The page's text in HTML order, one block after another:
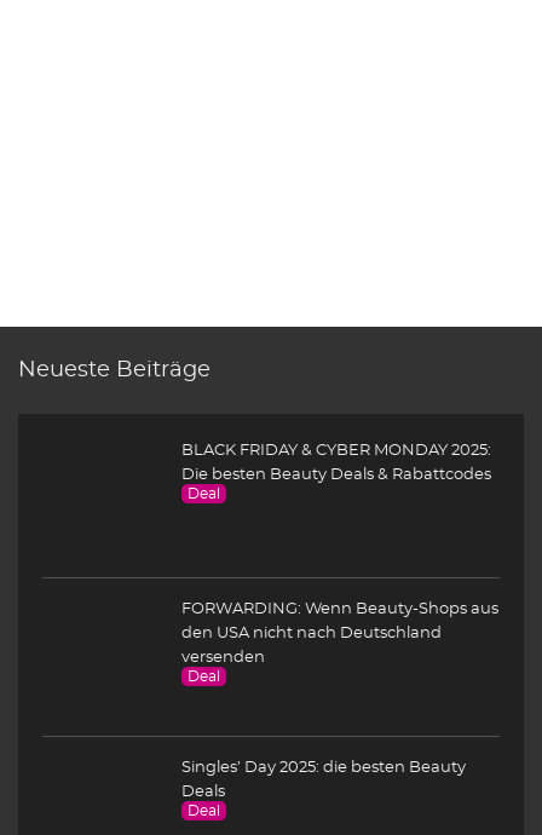
Neueste Beiträge
BLACK FRIDAY & CYBER MONDAY 2025:
Die besten Beauty Deals & Rabattcodes
Deal
FORWARDING: Wenn Beauty-Shops aus
den USA nicht nach Deutschland
versenden
Deal
Singles’ Day 2025: die besten Beauty
Deals
Deal